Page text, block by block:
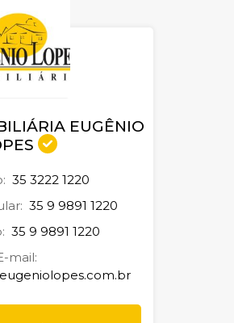
EUGÊNIO
35 3222 1220
35 9 9891 1220
35 9 9891 1220
mail: